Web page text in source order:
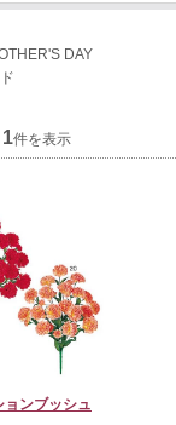
DAY
件を表示
ョンブッシュ